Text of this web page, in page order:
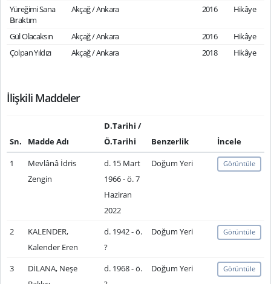
Yüreğimi Sana
Bıraktım
Akçağ / Ankara 2016 Hikâye
Gül Olacaksın Akçağ / Ankara 2016
Hikâye
Çolpan Yıldızı
Akçağ / Ankara 2018 Hikâye
İlişkili Maddeler
Sn. Madde Adı
D.Tarihi /
Ö.Tarihi
Benzerlik
İncele
1
Mevlânâ İdris
Zengin
d. 15 Mart
1966 - ö. 7
Haziran
2022
Doğum Yeri Görüntüle
2
KALENDER,
Kalender Eren
d. 1942 - ö.
?
Doğum Yeri Görüntüle
3
DİLANA, Neşe
d. 1968 - ö.
Doğum Yeri Görüntüle